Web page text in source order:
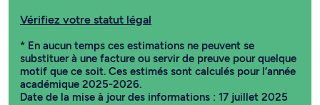
Vérifiez votre statut légal
* En aucun temps ces estimations ne peuvent se
substituer à une facture ou servir de preuve pour quelque
motif que ce soit. Ces estimés sont calculés pour l’année
académique 2025-2026.
Date de la mise à jour des informations : 17 juillet 2025